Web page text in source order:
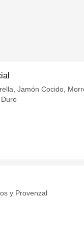
Jamón Cocido,
y Provenzal